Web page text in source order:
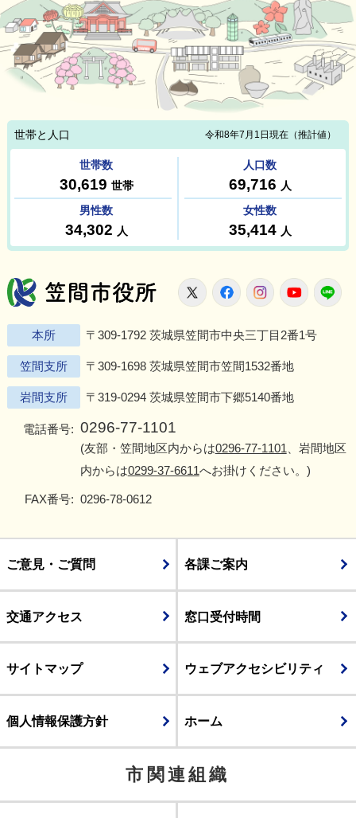
笠間市役所
X FacebookInstagram
本所 〒309-1792 茨城県笠間市中央三丁目2番1号
笠間支所 〒309-1698 茨城県笠間市笠間1532番地
岩間支所 〒319-0294 茨城県笠間市下郷5140番地
電話番号: 0296-77-1101
(友部・笠間地区内からは0296-77-1101 、岩間地区
内からは0299-37-6611へお掛けください。)
FAX番号: 0296-78-0612
ご意見・ご質問 各課ご案内
交通アクセス 窓口受付時間
サイトマップ ウェブアクセシビリティ
個人情報保護方針 ホーム
市関連組織